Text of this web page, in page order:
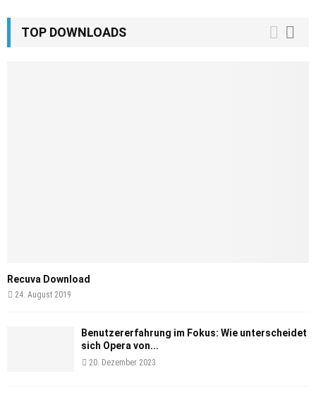
TOP DOWNLOADS
Recuva Download
24. August 2019
Benutzererfahrung im Fokus: Wie unterscheidet
sich Opera von...
20. Dezember 2023